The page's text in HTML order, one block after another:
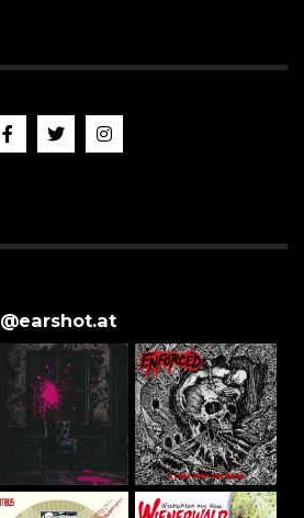
@earshot.at